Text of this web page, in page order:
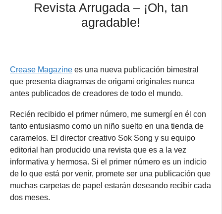
Revista Arrugada – ¡Oh, tan
agradable!
Crease Magazine es una nueva publicación bimestral
que presenta diagramas de origami originales nunca
antes publicados de creadores de todo el mundo.
Recién recibido el primer número, me sumergí en él con
tanto entusiasmo como un niño suelto en una tienda de
caramelos. El director creativo Sok Song y su equipo
editorial han producido una revista que es a la vez
informativa y hermosa. Si el primer número es un indicio
de lo que está por venir, promete ser una publicación que
muchas carpetas de papel estarán deseando recibir cada
dos meses.